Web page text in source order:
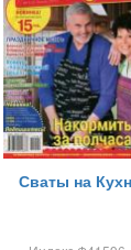
Сваты на